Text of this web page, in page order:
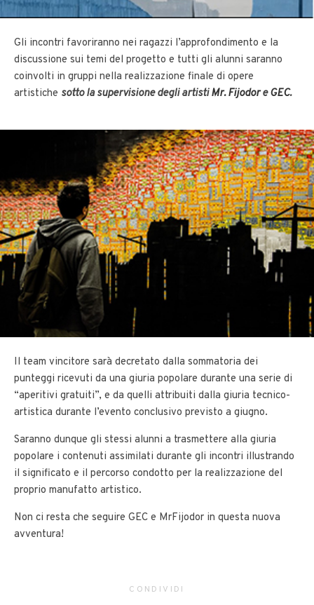
Gli incontri favoriranno nei ragazzi l’approfondimento e la
discussione sui temi del progetto e tutti gli alunni saranno
coinvolti in gruppi nella realizzazione finale di opere
artistiche sotto la supervisione degli artistiMr. FijodoreGEC.
Il team vincitore sarà decretato dalla sommatoria dei
punteggi ricevuti da una giuria popolare durante una serie di
“aperitivi gratuiti”, e da quelli attribuiti dalla giuria tecnico-
artistica durante l’evento conclusivo previsto a giugno.
Saranno dunque gli stessi alunni a trasmettere alla giuria
popolare i contenuti assimilati durante gli incontri illustrando
il significato e il percorso condotto per la realizzazione del
proprio manufatto artistico.
Non ci resta che seguire GEC e MrFijodor in questa nuova
avventura!
CONDIVIDI